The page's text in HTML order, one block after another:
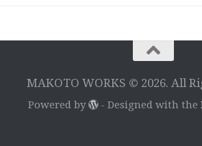
MAKOTO WORKS © 2026. All
Powered by - Designed with the